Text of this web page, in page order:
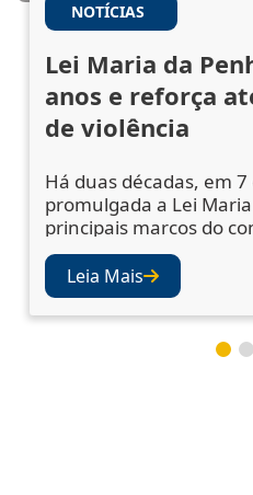
NOTÍCIAS
Lei Maria da
anos e reforça
de violência
Há duas décadas, em
promulgada a Lei
principais marcos do
gênero no Brasil. A
mecanismos de
vítimas e punição dos
também abriu os olhos
instituições para a
aos sinais de violência.
Leia Mais